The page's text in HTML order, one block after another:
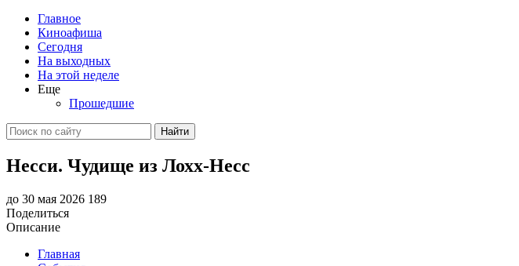
Главное
Киноафиша
Сегодня
На выходных
На этой неделе
Еще
Прошедшие
Найти
Несси. Чудище из Лохх-Несс
до 30 мая 2026 189
Поделиться
Описание
Главная